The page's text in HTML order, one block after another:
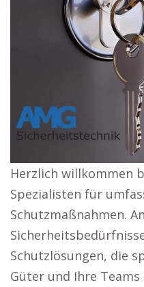
Herzlich willkommen
Spezialisten für
Schutzmaßnahmen.
Schutzlösungen, die
Güter und Ihre